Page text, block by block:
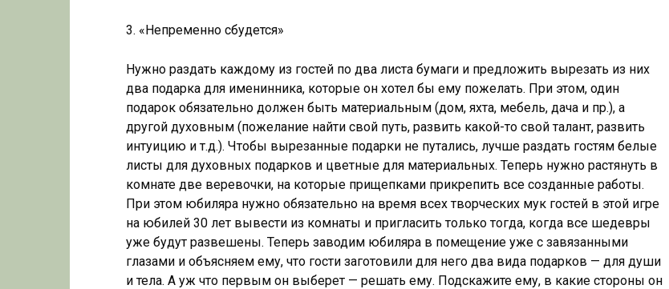
3. «Непременно сбудется»
Нужно раздать каждому из гостей по два листа бумаги и предложить вырезать из них
два подарка для именинника, которые он хотел бы ему пожелать. При этом, один
подарок обязательно должен быть материальным (дом, яхта, мебель, дача и пр.), а
другой духовным (пожелание найти свой путь, развить какой-то свой талант, развить
интуицию и т.д.). Чтобы вырезанные подарки не путались, лучше раздать гостям белые
листы для духовных подарков и цветные для материальных. Теперь нужно растянуть в
комнате две веревочки, на которые прищепками прикрепить все созданные работы.
При этом юбиляра нужно обязательно на время всех творческих мук гостей в этой игре
на юбилей 30 лет вывести из комнаты и пригласить только тогда, когда все шедевры
уже будут развешены. Теперь заводим юбиляра в помещение уже с завязанными
глазами и объясняем ему, что гости заготовили для него два вида подарков — для души
и тела. А уж что первым он выберет — решать ему. Подскажите ему, в какие стороны он